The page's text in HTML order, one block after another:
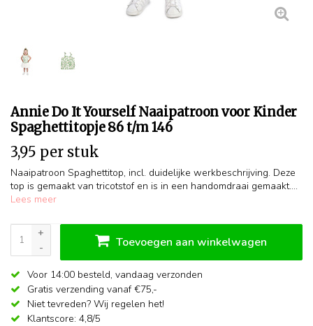
Annie Do It Yourself Naaipatroon voor Kinder
Spaghettitopje 86 t/m 146
3,95 per stuk
Naaipatroon Spaghettitop, incl. duidelijke werkbeschrijving. Deze
top is gemaakt van tricotstof en is in een handomdraai gemaakt....
Lees meer
+
-
Toevoegen aan winkelwagen
Voor 14:00 besteld, vandaag verzonden
Gratis verzending vanaf €75,-
Niet tevreden? Wij regelen het!
Klantscore: 4,8/5